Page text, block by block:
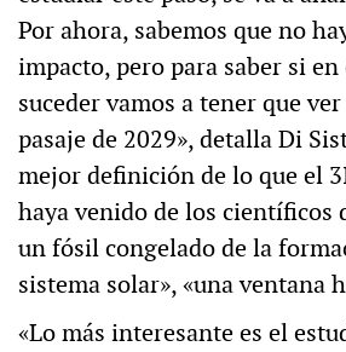
Por ahora, sabemos que no
impacto, pero para saber si
suceder vamos a tener que
pasaje de 2029», detalla Di
mejor definición de lo que el
haya venido de los científicos
un fósil congelado de la
sistema solar», «una ventana
«Lo más interesante es el